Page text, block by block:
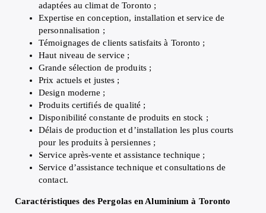
adaptées au climat de Toronto ;
Expertise en conception, installation et service de
personnalisation ;
Témoignages de clients satisfaits à Toronto ;
Haut niveau de service ;
Grande sélection de produits ;
Prix actuels et justes ;
Design moderne ;
Produits certifiés de qualité ;
Disponibilité constante de produits en stock ;
Délais de production et d’installation les plus courts
pour les produits à persiennes ;
Service après-vente et assistance technique ;
Service d’assistance technique et consultations de
contact.
Caractéristiques des Pergolas en Aluminium à Toronto